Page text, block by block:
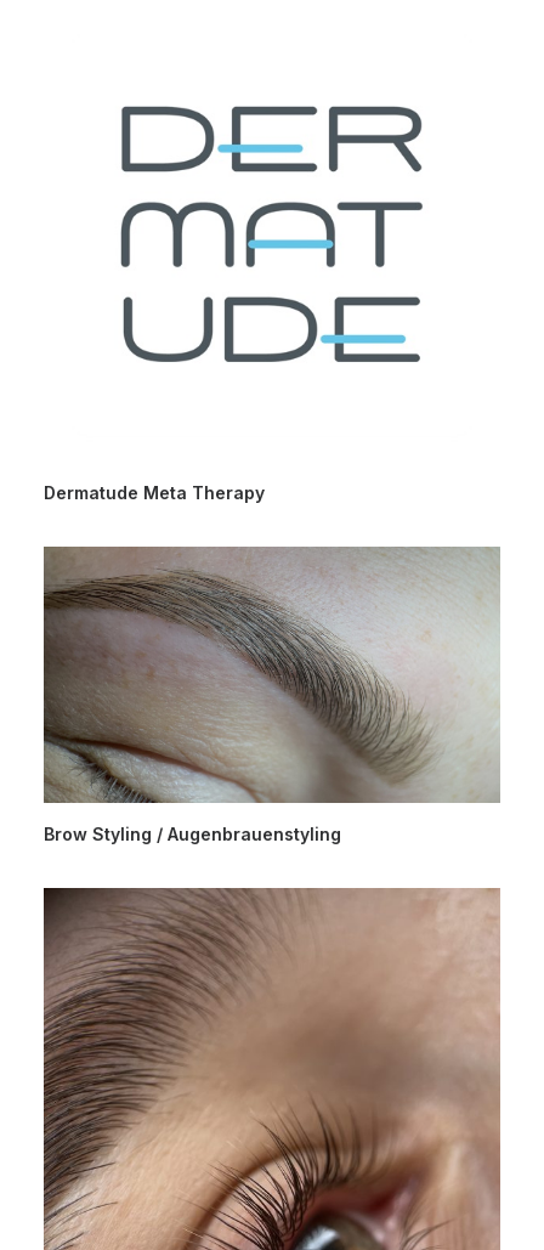
Dermatude Meta Therapy
Brow Styling / Augenbrauenstyling